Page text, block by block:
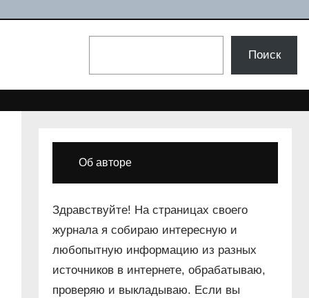
Поиск
Об авторе
Здравствуйте! На страницах своего
журнала я собираю интересную и
любопытную информацию из разных
источников в интернете, обрабатываю,
проверяю и выкладываю. Если вы